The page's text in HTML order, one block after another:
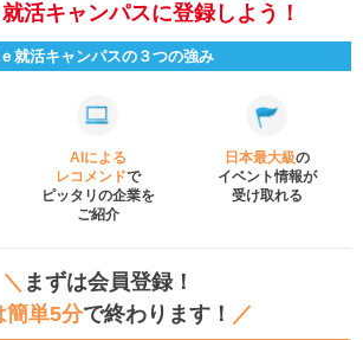
活キャンパスに登録しよう！
就活キャンパスの３つの強み
AIによる
レコメンドで
ピッタリの企業を
ご紹介
日本最大級の
イベント情報が
受け取れる
＼ まずは会員登録！
簡単5分で終わります！ ／